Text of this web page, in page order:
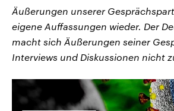
Äußerungen unserer
eigene Auffassungen wieder. Der
macht sich Äußerungen seiner
Interviews und Diskussionen nicht